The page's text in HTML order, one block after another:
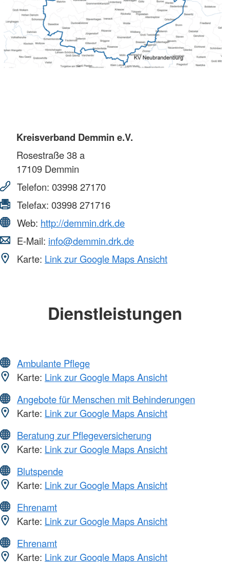
Kreisverband Demmin e.V.
Rosestraße 38 a
17109 Demmin
Telefon: 03998 27170
Telefax: 03998 271716
Web: http://demmin.drk.de
E-Mail: info@demmin.drk.de
Karte: Link zur Google Maps Ansicht
Dienstleistungen
Ambulante Pflege
Karte: Link zur Google Maps Ansicht
Angebote für Menschen mit Behinderungen
Karte: Link zur Google Maps Ansicht
Beratung zur Pflegeversicherung
Karte: Link zur Google Maps Ansicht
Blutspende
Karte: Link zur Google Maps Ansicht
Ehrenamt
Karte: Link zur Google Maps Ansicht
Ehrenamt
Karte: Link zur Google Maps Ansicht